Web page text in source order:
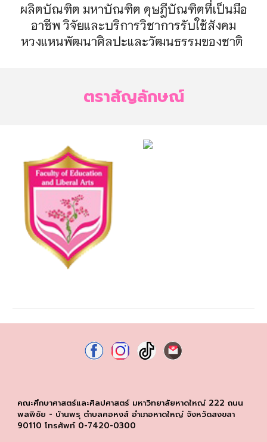
ผลิตบัณฑิต มหาบัณฑิต ดุษฎีบัณฑิตที่เป็นมือ
อาชีพ วิจัยและบริการวิชาการรับใช้สังคม
หวงแหนพัฒนาศิลปะและวัฒนธรรมของชาติ
ตราสัญลักษณ์
คณะศึกษาศาสตร์และศิลปศาสตร์ มหาวิทยาลัยหาดใหญ่ 222 ถนน
พลพิชัย - บ้านพรุ ตำบลคอหงส์ อำเภอหาดใหญ่ จังหวัดสงขลา
90110 โทรศัพท์ 0-7420-0300